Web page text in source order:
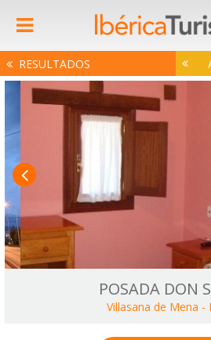
RESULTADOS
POSADA DON
Villasana de Mena -